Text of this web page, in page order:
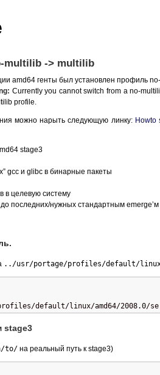
multilib -> multilib
amd64 генты был установлен профиль
Currently you cannot switch from a no-
profile.
можно нарыть следующую линку: Howto
stage3
gcc и glibc в бинарные пакеты
в целевую систему
последних/нужных стандартным emerge’м
../usr/portage/profiles/default/
default/linux/amd64/2008.0/
stage3
to/на реальный путь к stage3)